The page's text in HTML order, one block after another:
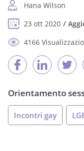
Hana Wilson
23 ott 2020
4166
Orientamento
Incontri gay